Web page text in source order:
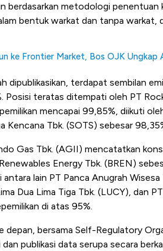
berdasarkan metodologi penentuan
bentuk warkat dan tanpa warkat,
ke Frontier Market, Bos OJK Ungkap
dipublikasikan, terdapat sembilan
Posisi teratas ditempati oleh PT
mencapai 99,85%, diikuti
Kencana Tbk. (SOTS) sebesar
Gas Tbk. (AGII) mencatatkan
Energy Tbk. (BREN)
lain PT Panca Anugrah
Dua Lima Tiga Tbk. (LUCY), dan
di atas 95%.
depan, bersama Self-Regulatory
publikasi data serupa secara
Begini